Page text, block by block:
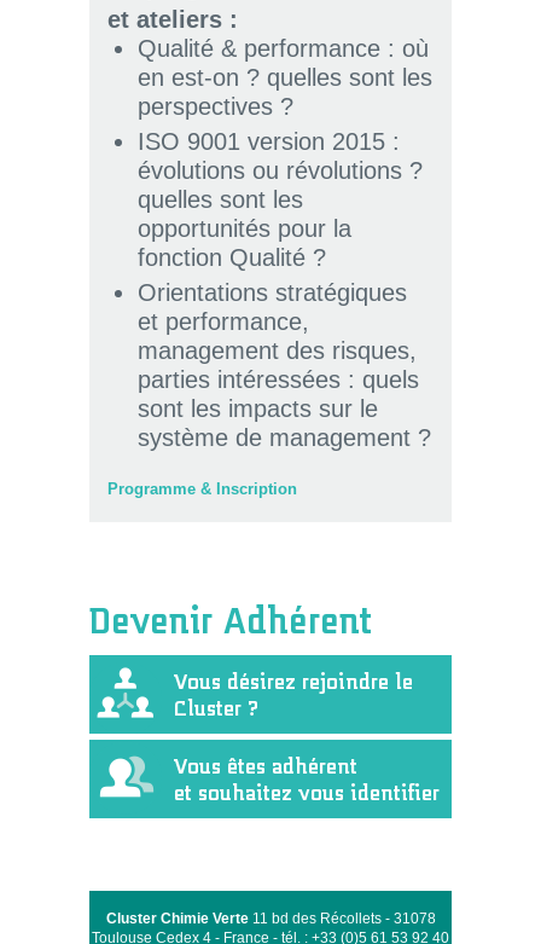
et ateliers :
Qualité & performance : où
en est-on ? quelles sont les
perspectives ?
ISO 9001 version 2015 :
évolutions ou révolutions ?
quelles sont les
opportunités pour la
fonction Qualité ?
Orientations stratégiques
et performance,
management des risques,
parties intéressées : quels
sont les impacts sur le
système de management ?
Programme & Inscription
Devenir Adhérent
Vous désirez rejoindre le
Cluster ?
Vous êtes adhérent
et souhaitez vous identifier
Cluster Chimie Verte11 bd des Récollets - 31078
Toulouse Cedex 4 - France - tél. : +33 (0)5 61 53 92 40